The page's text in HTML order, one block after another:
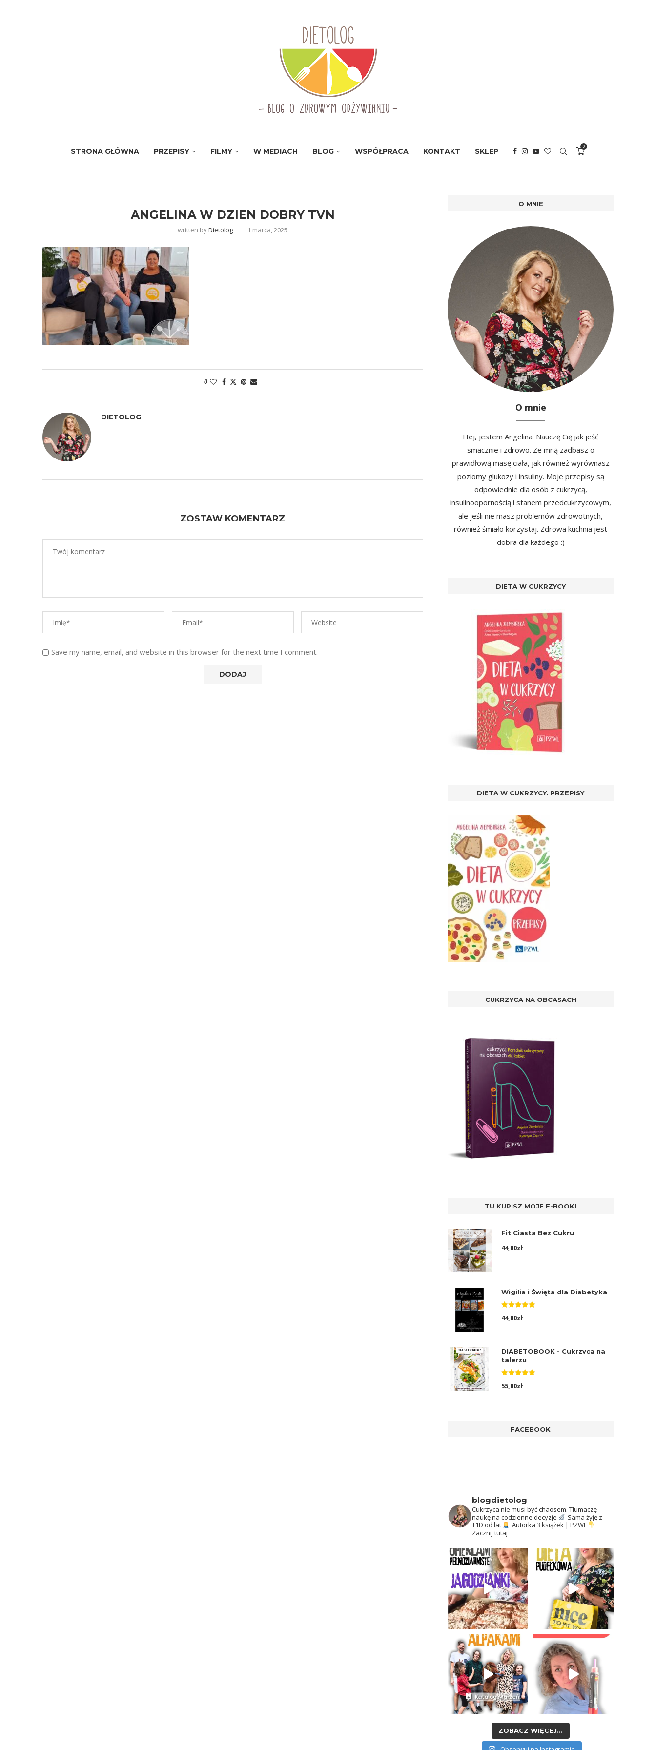
STRONA GŁÓWNA PRZEPISY FILMY W MEDIACH BLOG WSPÓŁPRACA KONTAKT SKLEP
0
ANGELINA W DZIEN DOBRY TVN
written byDietolog 1 marca, 2025
0
DIETOLOG
ZOSTAW KOMENTARZ
Save my name, email, and website in this browser for the next time I comment.
O MNIE
O mnie
Hej, jestem Angelina. Nauczę Cię jak jeść
smacznie i zdrowo. Ze mną zadbasz o
prawidłową masę ciała, jak również wyrównasz
poziomy glukozy i insuliny. Moje przepisy są
odpowiednie dla osób z cukrzycą,
insulinoopornością i stanem przedcukrzycowym,
ale jeśli nie masz problemów zdrowotnych,
również śmiało korzystaj. Zdrowa kuchnia jest
dobra dla każdego :)
DIETA W CUKRZYCY
DIETA W CUKRZYCY. PRZEPISY
CUKRZYCA NA OBCASACH
TU KUPISZ MOJE E-BOOKI
Fit Ciasta Bez Cukru
44,00zł
Wigilia i Święta dla Diabetyka
5.00na 5
44,00zł
DIABETOBOOK - Cukrzyca na
talerzu
5.00na 5
55,00zł
FACEBOOK
blogdietolog
Cukrzyca nie musi być chaosem. Tłumaczę
naukę na codzienne decyzje
Sama żyję z
T1D od lat
Autorka 3 książek | PZWL
Zacznij tutaj
ZOBACZ WIĘCEJ...